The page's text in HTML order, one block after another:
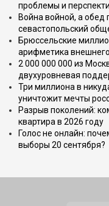
проблемы и
Война войной, а обед
севастопольский
Брюссельские
арифметика
2 000 000 000 из
двухуровневая
Три миллиона в
уничтожит мечты
Разрыв поколений:
квартира в 2026 году
Голос не онлайн:
выборы 20 сентября?